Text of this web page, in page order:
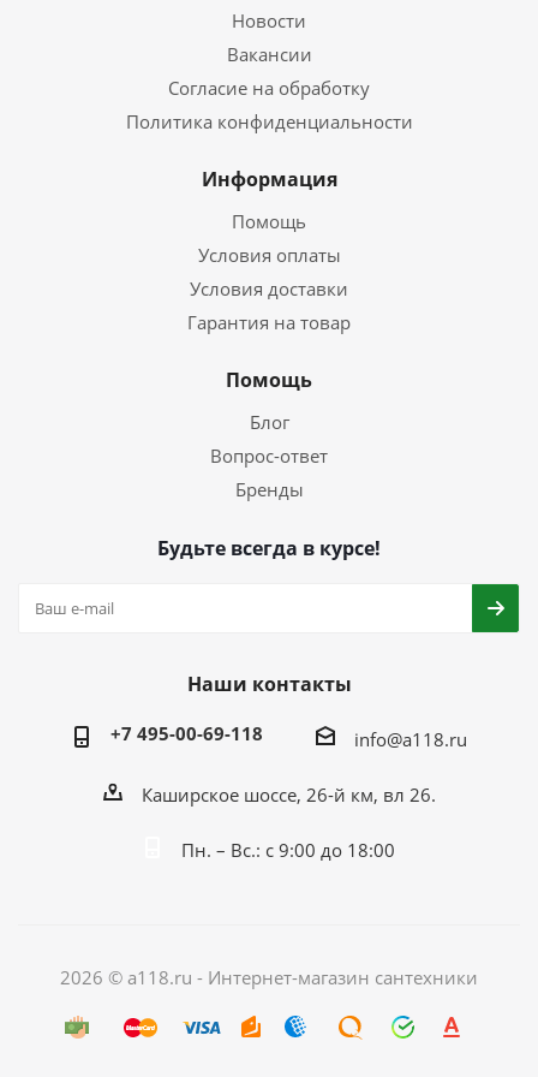
Новости
Вакансии
Согласие на обработку
Политика конфиденциальности
Информация
Помощь
Условия оплаты
Условия доставки
Гарантия на товар
Помощь
Блог
Вопрос-ответ
Бренды
Будьте всегда в курсе!
Наши контакты
+7 495-00-69-118 info@a118.ru
Каширское шоссе, 26-й км, вл 26.
Пн. – Вс.: с 9:00 до 18:00
2026 © a118.ru - Интернет-магазин сантехники